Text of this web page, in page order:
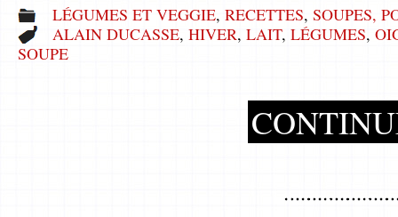
LÉGUMES ET VEGGIE, RECETTES, SOUPES,
ALAIN DUCASSE, HIVER, LAIT, LÉGUMES,
SOUPE